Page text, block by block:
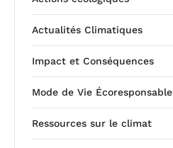
Actualités Climatiques
Impact et Conséquences
Mode de Vie Écoresponsable
Ressources sur le climat